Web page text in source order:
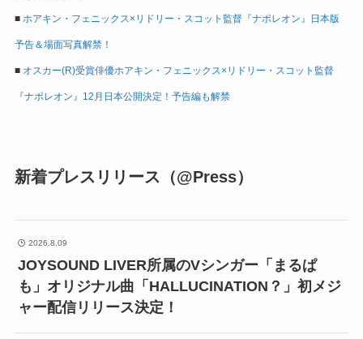
■ ホアキン・フェニックス×リドリー・スコット監督『ナポレオン』日本版
予告＆場面写真解禁！
■ オスカー(R)受賞俳優ホアキン・フェニックス×リドリー・スコット監督
『ナポレオン』12月日本公開決定！予告編も解禁
新着プレスリリース（@Press）
2026.8.09
JOYSOUND LIVER所属のVシンガー「まるぱ
も」オリジナル曲「HALLUCINATION？」初メジ
ャー配信リリース決定！